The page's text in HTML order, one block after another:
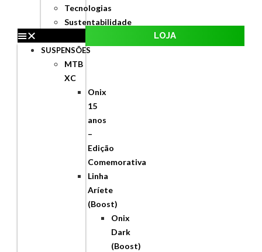
Tecnologias
Sustentabilidade
SUSPENSÕES
MTB
XC
Onix
15
anos
–
Edição
Comemorativa
Linha
Aríete
(Boost)
Onix
Dark
(Boost)
LOJA